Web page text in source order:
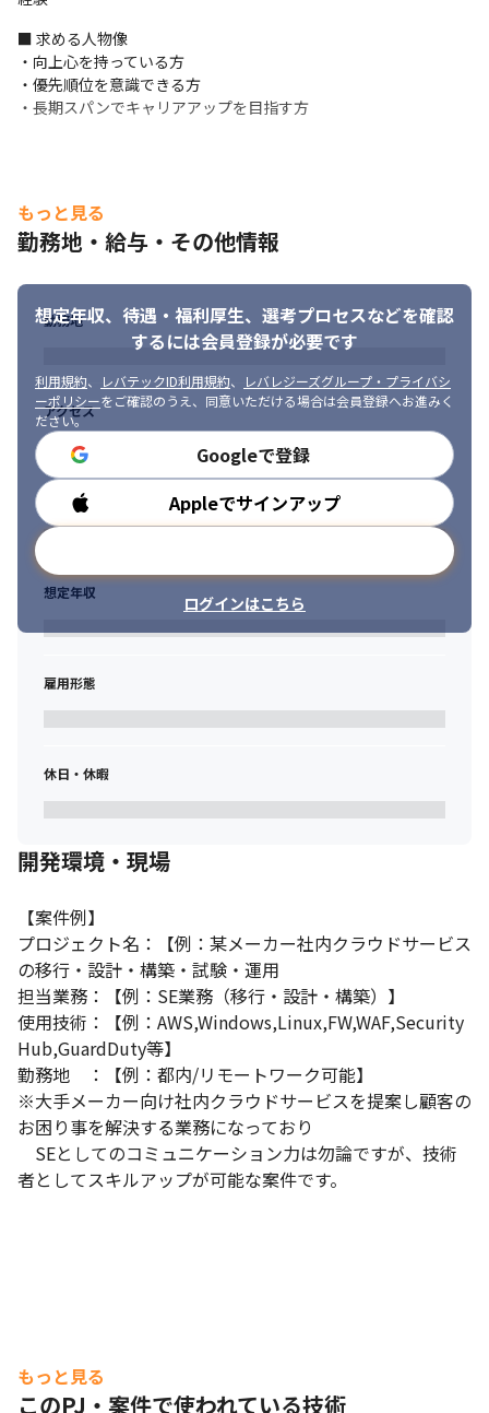
■ 求める人物像
・向上心を持っている方
・優先順位を意識できる方
・長期スパンでキャリアアップを目指す方
もっと見る
勤務地・給与・その他情報
想定年収、待遇・福利厚生、 選考プロセスなどを確認
するには会員登録が必要です
利用規約、 レバテックID利用規約、
レバレジーズグループ・プライバシ
ーポリシーをご確認のうえ、同意いただける場合は会員登録へお進みく
ださい。
Googleで登録
Appleでサインアップ
ログインはこちら
勤務地
アクセス
勤務時間
想定年収
雇用形態
休日・休暇
開発環境・現場
【案件例】
プロジェクト名：【例：某メーカー社内クラウドサービス
の移行・設計・構築・試験・運用
担当業務：【例：SE業務（移行・設計・構築）】
使用技術：【例：AWS,Windows,Linux,FW,WAF,Security
Hub,GuardDuty等】
勤務地　：【例：都内/リモートワーク可能】
※大手メーカー向け社内クラウドサービスを提案し顧客の
お困り事を解決する業務になっており
SEとしてのコミュニケーション力は勿論ですが、技術
者としてスキルアップが可能な案件です。
もっと見る
このPJ・案件で使われている技術